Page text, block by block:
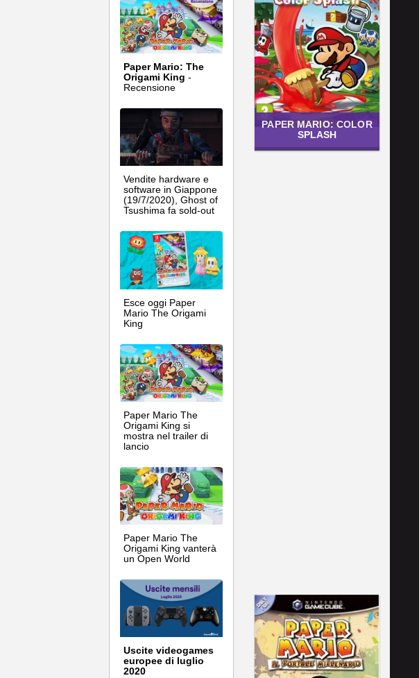
Paper Mario: The
Origami King -
Recensione
Vendite hardware e
software in Giappone
(19/7/2020), Ghost of
Tsushima fa sold-out
Esce oggi Paper
Mario The Origami
King
Paper Mario The
Origami King si
mostra nel trailer di
lancio
Paper Mario The
Origami King vanterà
un Open World
Uscite videogames
europee di luglio
2020
PAPER MARIO: COLOR
SPLASH